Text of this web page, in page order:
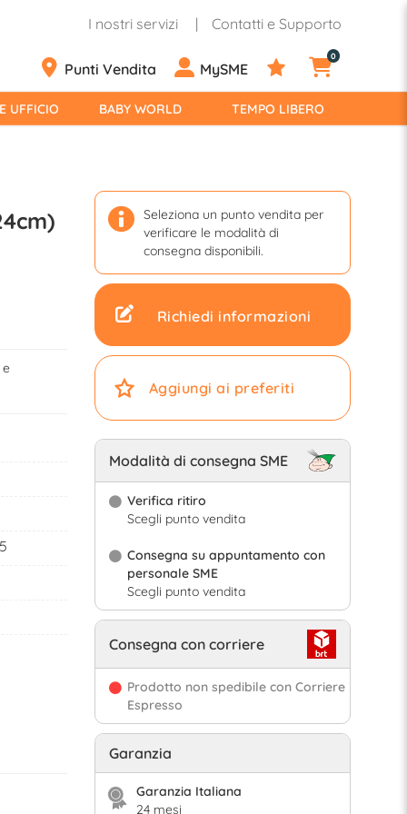
I nostri servizi Contatti e Supporto
Punti Vendita MySME
0
UFFICIO BABY WORLD TEMPO LIBERO
e
Seleziona un punto vendita per
verificare le modalità di
consegna disponibili.
Richiedi informazioni
Aggiungi ai preferiti
Modalità di consegna SME
Verifica ritiro
Scegli punto vendita
Consegna su appuntamento con
personale SME
Scegli punto vendita
Consegna con corriere
Prodotto non spedibile con Corriere
Espresso
Garanzia
Garanzia Italiana
24 mesi